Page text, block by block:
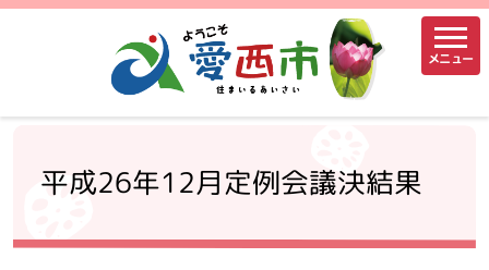
メニュー
平成26年12月定例会議決結果